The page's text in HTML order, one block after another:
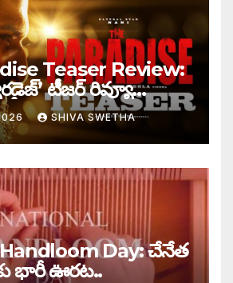
Teaser Review:
టీజర్ రివ్యూ…
SHIVA SWETHA
Day: చేనేత
భారీ ఊరట..